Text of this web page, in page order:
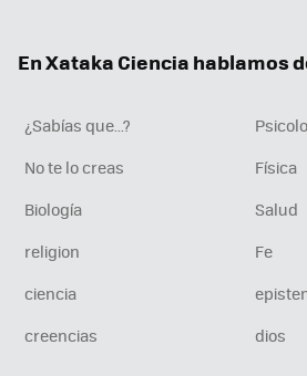
En Xataka Ciencia hablamos
¿Sabías que...?
No te lo creas
Física
Biología
Salud
religion
Fe
ciencia
creencias
dios